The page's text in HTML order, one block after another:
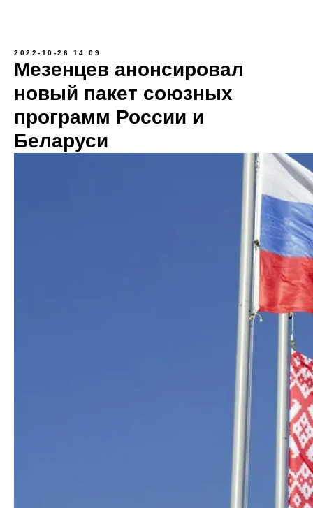
2022-10-26 14:09
Мезенцев анонсировал
новый пакет союзных
программ России и
Беларуси